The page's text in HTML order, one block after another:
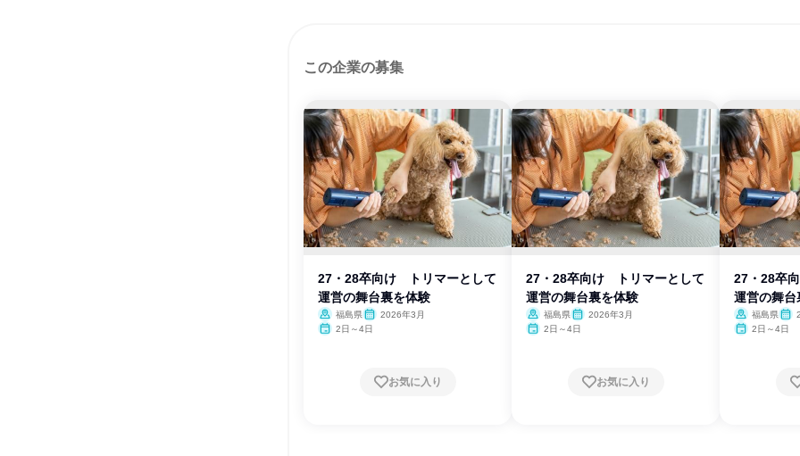
この企業の募集
27・28卒向け トリマーとして
運営の舞台裏を体験
福島県
2026年3月
2日～4日
お気に入り
27・28卒向け トリマーとして
運営の舞台裏を体験
福島県
2026年3月
2日～4日
お気に入り
27・28卒
運営の舞台
福島県
2日～4日